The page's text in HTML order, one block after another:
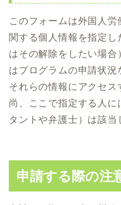
このフォームは外国人
関する個人情報を指定し
はその解除をしたい場
はプログラムの申請状
それらの情報にアクセス
尚、ここで指定する人
タントや弁護士）は該当
申請する際の注